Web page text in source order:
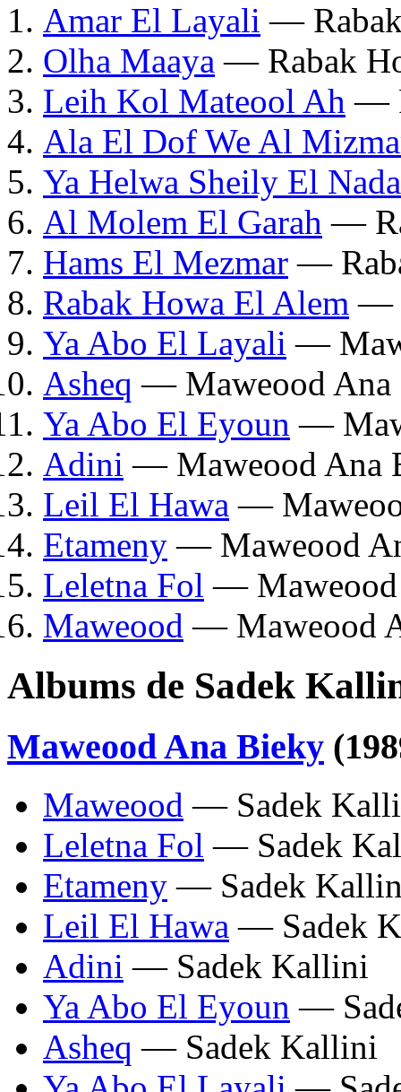
Amar El Layali —
Olha Maaya — Rabak
Leih Kol Mateool Ah —
Ala El Dof We Al
Ya Helwa Sheily El
Al Molem El Garah —
Hams El Mezmar —
Rabak Howa El Alem —
Ya Abo El Layali —
Asheq — Maweood Ana
Ya Abo El Eyoun —
Adini — Maweood Ana
Leil El Hawa —
Etameny — Maweood
Leletna Fol —
Maweood — Maweood
Albums de Sadek
Maweood Ana Bieky
Maweood — Sadek
Leletna Fol — Sadek
Etameny — Sadek
Leil El Hawa — Sadek
Adini — Sadek Kallini
Ya Abo El Eyoun —
Asheq — Sadek Kallini